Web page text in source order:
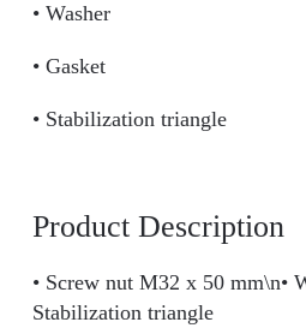
Product Description
• Screw nut M32 x 50 mm\n•
Stabilization triangle
• Washer
• Gasket
• Stabilization triangle